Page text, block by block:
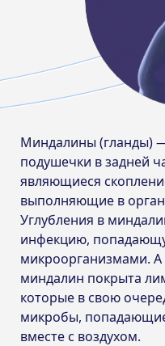
Миндалины (гланды)
подушечки в задней
являющиеся
выполняющие в
Углубления в
инфекцию,
микроорганизмами. А
миндалин покрыта
которые в свою
микробы,
вместе с воздухом.